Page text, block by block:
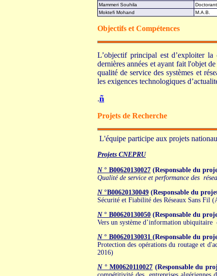
Mammeri Souhila
Moktefi Mohand
M.A.B.
Objectifs et Compétences
L’objectif principal est d’exploiter la
dernières années et ayant fait l'objet
qualité de service des systèmes et
les exigences technologiques
.ñ
Projets de Recherche
L'équipe participe aux projets
Projets CNEPRU
N° B00620130027 (Responsable du
Qualité de service et performance des
N°B00620130049 (Responsable du
Sécurité et Fiabilité des Réseaux Sans Fil
N° B00620130050 (Responsable du
Vers un système d’information
N° B00620130031 (Responsable du
Protection des opérations du routage et
2016)
N° M00620110027 (Responsable du